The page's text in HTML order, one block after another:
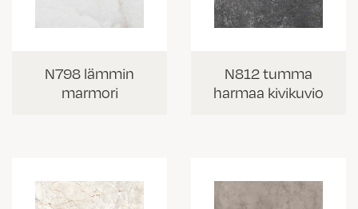
N798 lämmin
marmori
N812 tumma
harmaa kivikuvio